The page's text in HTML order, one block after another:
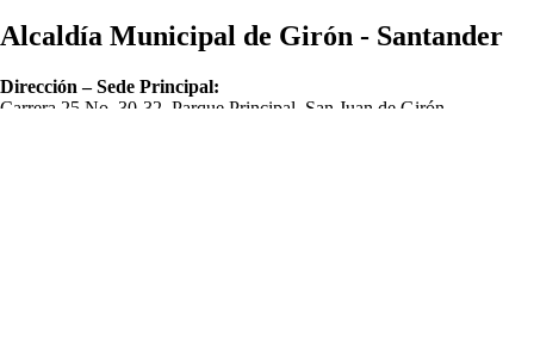
Alcaldía Municipal de Girón - Santander
Dirección – Sede Principal:
Carrera 25 No. 30-32, Parque Principal, San Juan de Girón